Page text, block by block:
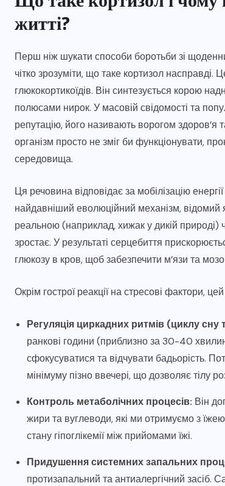
житті?
Перш ніж шукати способи боротьби зі
чітко зрозуміти, що таке кортизол
глюкокортикоїдів. Він синтезується корою
полюсами нирок. У масовій свідомості та
репутацію, його називають ворогом
організм просто не зміг би функціонувати,
середовища.
Ця речовина відповідає за мобілізацію
найдавніший еволюційний механізм, відомий
реальною (наприклад, хижак у дикій
зростає. У результаті серцебиття
глюкозу в кров, щоб забезпечити м’язи та
Окрім гострої реакції на стресові фактори,
Регуляція циркадних ритмів (циклу сну
ранкові години (приблизно за 30-40
сфокусуватися та відчувати бадьорість.
мінімуму пізно ввечері, що дозволяє тілу
Контроль метаболічних процесів: Він
жири та вуглеводи, які ми отримуємо з
стану гіпоглікемії між прийомами їжі.
Придушення системних запальних
протизапальний та антиалергічний засіб.